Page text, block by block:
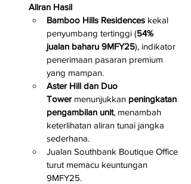
Aliran Hasil
Bamboo Hills Residences kekal
penyumbang tertinggi (54%
jualan baharu 9MFY25), indikator
penerimaan pasaran premium
yang mampan.
Aster Hill dan Duo
Tower menunjukkan peningkatan
pengambilan unit, menambah
keterlihatan aliran tunai jangka
sederhana.
Jualan Southbank Boutique Office
turut memacu keuntungan
9MFY25.